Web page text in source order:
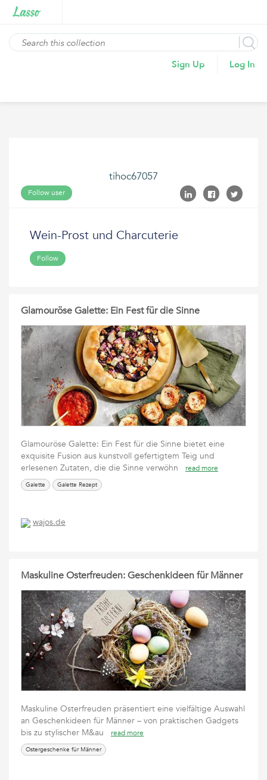
Sign Up Log In
tihoc67057
Follow user
Wein-Prost und Charcuterie
Follow
Glamouröse Galette: Ein Fest für die Sinne
Glamouröse Galette: Ein Fest für die Sinne bietet eine
exquisite Fusion aus kunstvoll gefertigtem Teig und
erlesenen Zutaten, die die Sinne verwöhn
read more
Galette Galette Rezept
wajos.de
Maskuline Osterfreuden: Geschenkideen für Männer
Maskuline Osterfreuden präsentiert eine vielfältige Auswahl
an Geschenkideen für Männer – von praktischen Gadgets
bis zu stylischer M&au
read more
Ostergeschenke für Männer